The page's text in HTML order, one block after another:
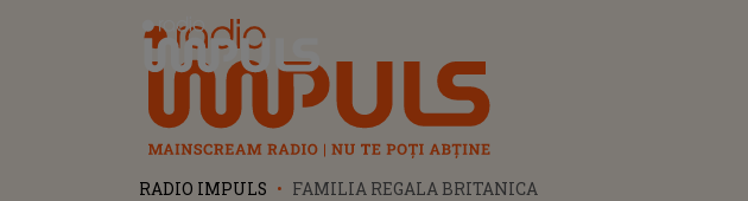
Radio Impuls
RADIO IMPULS FAMILIA REGALA BRITANICA